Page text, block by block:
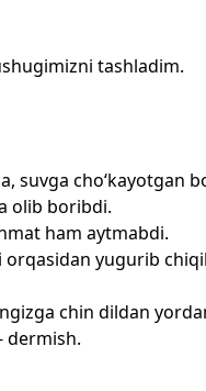
tashladim.
suvga choʻkayotgan
olib boribdi.
ham aytmabdi.
orqasidan yugurib
chin dildan
dermish.